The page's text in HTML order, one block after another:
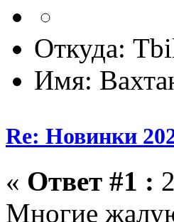
Откуда:
Имя:
Re: Новинки
« Ответ #1 :
Mнoгие